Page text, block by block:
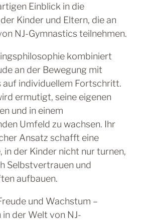
Einblick in die
Kinder und Eltern, die an
NJ-Gymnastics teilnehmen.
kombiniert
an der Bewegung mit
auf individuellem Fortschritt.
ermutigt, seine eigenen
und in einem
Umfeld zu wachsen. Ihr
Ansatz schafft eine
in der Kinder nicht nur turnen,
Selbstvertrauen und
aufbauen.
und Wachstum –
der Welt von NJ-